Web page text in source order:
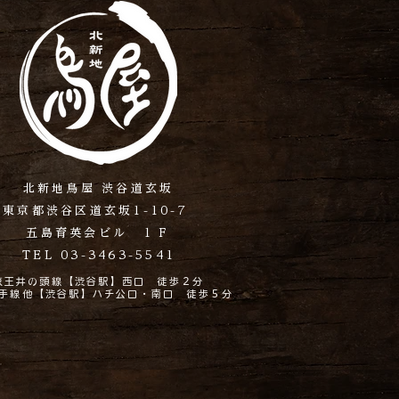
北新地鳥屋 渋谷道玄坂
東京都渋谷区道玄坂1-10-7
五島育英会ビル １Ｆ
TEL 03-3463-5541
王井の頭線【渋谷駅】西口 徒歩２分
線他【渋谷駅】ハチ公口・南口 徒歩５分